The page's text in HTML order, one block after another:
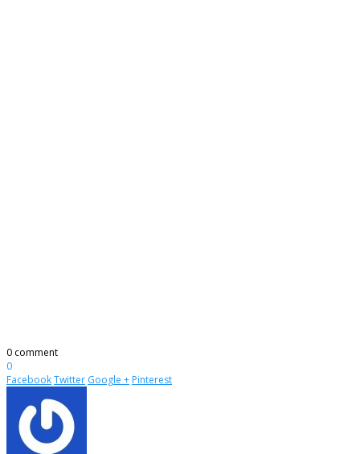
0 comment
0
FacebookTwitter Google + Pinterest